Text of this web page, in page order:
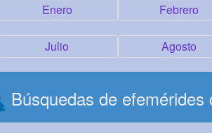
Enero Febrero
Julio Agosto
Búsquedas de efemérides